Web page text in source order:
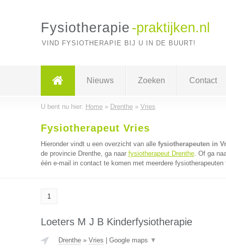
Fysiotherapie -praktijken.nl
VIND FYSIOTHERAPIE BIJ U IN DE BUURT!
Nieuws Zoeken Contact
U bent nu hier: Home» Drenthe» Vries
Fysiotherapeut Vries
Hieronder vindt u een overzicht van alle fysiotherapeuten in
de provincie Drenthe, ga naar fysiotherapeut Drenthe. Of ga
één e-mail in contact te komen met meerdere fysiotherapeuten
1
Loeters M J B Kinderfysiotherapie
Drenthe» Vries Google maps ▼